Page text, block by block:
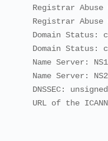
Registrar Abuse
Registrar Abuse
Domain
Domain
Name Server:
Name Server:
DNSSEC: unsigned
URL of the